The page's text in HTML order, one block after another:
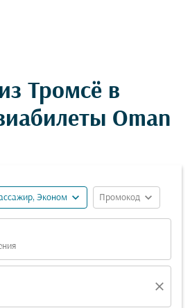
Тромсё в
Oman
Эконом expand_more Промокод expand_more
close